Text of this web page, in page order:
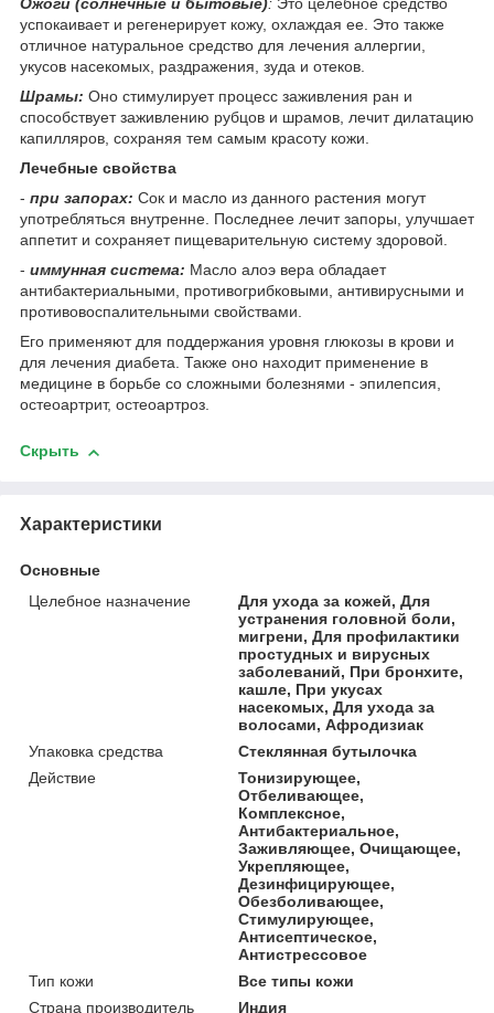
Ожоги (солнечные и бытовые): Это целебное средство
успокаивает и регенерирует кожу, охлаждая ее. Это также
отличное натуральное средство для лечения аллергии,
укусов насекомых, раздражения, зуда и отеков.
Шрамы: Оно стимулирует процесс заживления ран и
способствует заживлению рубцов и шрамов, лечит дилатацию
капилляров, сохраняя тем самым красоту кожи.
Лечебные свойства
- при запорах: Сок и масло из данного растения могут
употребляться внутренне. Последнее лечит запоры, улучшает
аппетит и сохраняет пищеварительную систему здоровой.
- иммунная система: Масло алоэ вера обладает
антибактериальными, противогрибковыми, антивирусными и
противовоспалительными свойствами.
Его применяют для поддержания уровня глюкозы в крови и
для лечения диабета. Также оно находит применение в
медицине в борьбе со сложными болезнями - эпилепсия,
остеоартрит, остеоартроз.
Скрыть
Характеристики
Основные
Целебное назначение
Для ухода за кожей, Для
устранения головной боли,
мигрени, Для профилактики
простудных и вирусных
заболеваний, При бронхите,
кашле, При укусах
насекомых, Для ухода за
волосами, Афродизиак
Упаковка средства
Стеклянная бутылочка
Действие
Тонизирующее,
Отбеливающее,
Комплексное,
Антибактериальное,
Заживляющее, Очищающее,
Укрепляющее,
Дезинфицирующее,
Обезболивающее,
Стимулирующее,
Антисептическое,
Антистрессовое
Тип кожи
Все типы кожи
Страна производитель
Индия